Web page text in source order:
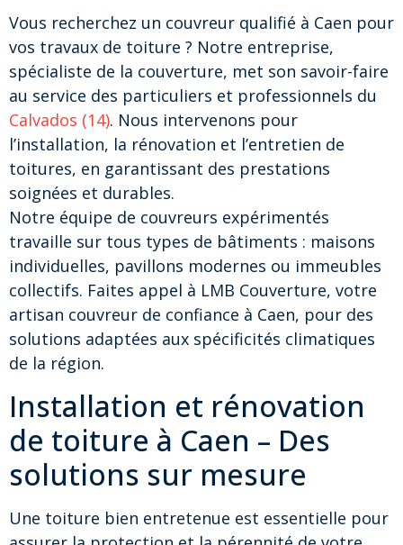
Vous recherchez un couvreur qualifié à Caen pour
vos travaux de toiture ? Notre entreprise,
spécialiste de la couverture, met son savoir-faire
au service des particuliers et professionnels du
Calvados (14). Nous intervenons pour
l’installation, la rénovation et l’entretien de
toitures, en garantissant des prestations
soignées et durables.
Notre équipe de couvreurs expérimentés
travaille sur tous types de bâtiments : maisons
individuelles, pavillons modernes ou immeubles
collectifs. Faites appel à LMB Couverture, votre
artisan couvreur de confiance à Caen, pour des
solutions adaptées aux spécificités climatiques
de la région.
Installation et rénovation
de toiture à Caen – Des
solutions sur mesure
Une toiture bien entretenue est essentielle pour